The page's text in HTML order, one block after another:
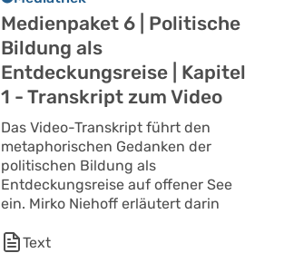
Medienpaket 6 | Politische
Bildung als
Entdeckungsreise | Kapitel
1 - Transkript zum Video
Das Video-Transkript führt den
metaphorischen Gedanken der
politischen Bildung als
Entdeckungsreise auf offener See
ein. Mirko Niehoff erläutert darin
Text